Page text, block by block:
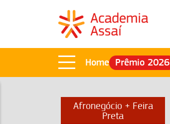
Home Prêmio 2026
Afronegócio + Feira
Preta